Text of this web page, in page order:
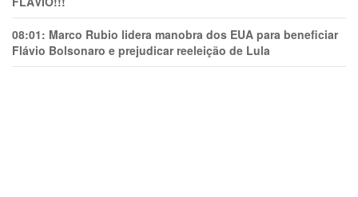
08:01: Marco Rubio lidera manobra dos EUA para beneficiar
Flávio Bolsonaro e prejudicar reeleição de Lula